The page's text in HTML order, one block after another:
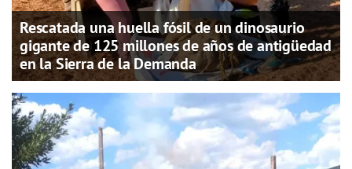
Rescatada una huella fósil de un dinosaurio
gigante de 125 millones de años de antigüedad
en la Sierra de la Demanda